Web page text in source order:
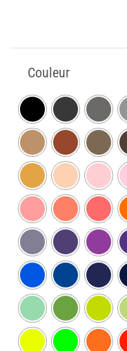
Couleur